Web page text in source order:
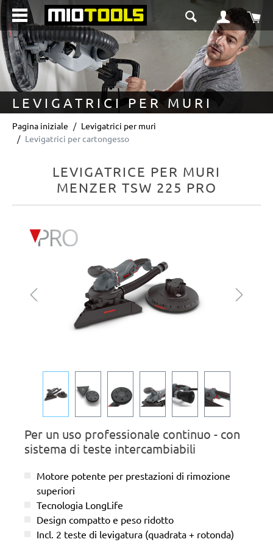
principale Il
LEVIGATRICI PER MURI
Pagina iniziale
Levigatrici per muri
Levigatrici per cartongesso
LEVIGATRICE PER MURI
MENZER TSW 225 PRO
Salta la galleria di immagini
Per un uso professionale continuo - con
sistema di teste intercambiabili
Motore potente per prestazioni di rimozione
superiori
Tecnologia LongLife
Design compatto e peso ridotto
Incl. 2 teste di levigatura (quadrata + rotonda)